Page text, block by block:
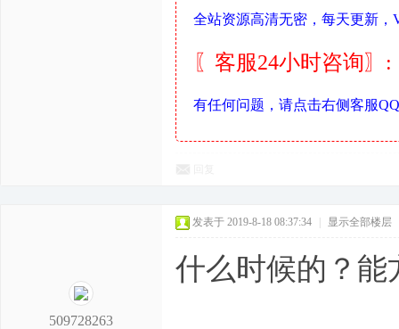
全站资源高清无密，每天更新
〖客服24小时咨询〗:
有任何问题，请点击右侧客服
509728263
发表于 2019-8-18 08:37:34 显示全部楼层
什么时候的？能